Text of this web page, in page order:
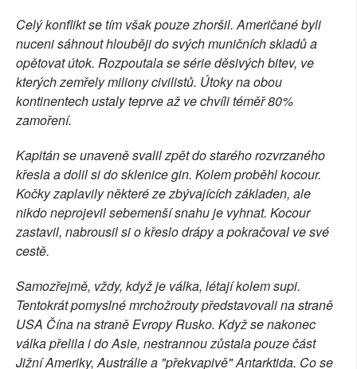
Celý konflikt se tím však pouze zhoršil. Američané byli
nuceni sáhnout hlouběji do svých muničních skladů a
opětovat útok. Rozpoutala se série děsivých bitev, ve
kterých zemřely miliony civilistů. Útoky na obou
kontinentech ustaly teprve až ve chvíli téměř 80%
zamoření.
Kapitán se unaveně svalil zpět do starého rozvrzaného
křesla a dolil si do sklenice gin. Kolem proběhl kocour.
Kočky zaplavily některé ze zbývajících základen, ale
nikdo neprojevil sebemenší snahu je vyhnat. Kocour
zastavil, nabrousil si o křeslo drápy a pokračoval ve své
cestě.
Samozřejmě, vždy, když je válka, létají kolem supi.
Tentokrát pomyslné mrchožrouty představovali na straně
USA Čína na straně Evropy Rusko. Když se nakonec
válka přelila i do Asie, nestrannou zůstala pouze část
Jižní Ameriky, Austrálie a "překvapivě" Antarktida. Co se